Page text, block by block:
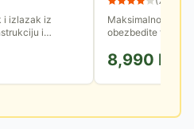
i izlazak iz
i
Maksimalno
obezbedite toplu i
prečnika.
8,990 RSD